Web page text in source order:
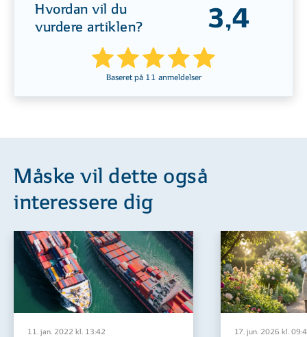
Hvordan vil du
vurdere artiklen?
3,4
Baseret på 11 anmeldelser
Måske vil dette også
interessere dig
11. jan. 2022 kl. 13:42 17. jun. 2026 kl.